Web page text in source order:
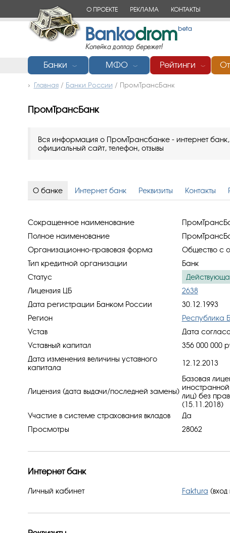
О ПРОЕКТЕ РЕКЛАМА КОНТАКТЫ
Банки ﹀ МФО ﹀ Рейтинги ﹀
Главная/ Банки России / ПромТрансБанк
ПромТрансБанк
Вся информация о ПромТрансбанке - интернет банк,
официальный сайт, телефон, отзывы
О банке Интернет банк Реквизиты Контакты
Сокращенное наименование
Полное наименование
Организационно-правовая форма
Общество с
Тип кредитной организации
Банк
Статус
Лицензия ЦБ
2638
Дата регистрации Банком России
30.12.1993
Регион
Республика
Устав
Дата
Уставный капитал
356 000 000
Дата изменения величины уставного
капитала
12.12.2013
Лицензия (дата выдачи/последней замены)
Базовая
иностранной
лиц) без
(15.11.2018)
Участие в системе страхования вкладов
Да
Просмотры
28062
Интернет банк
Личный кабинет Faktura